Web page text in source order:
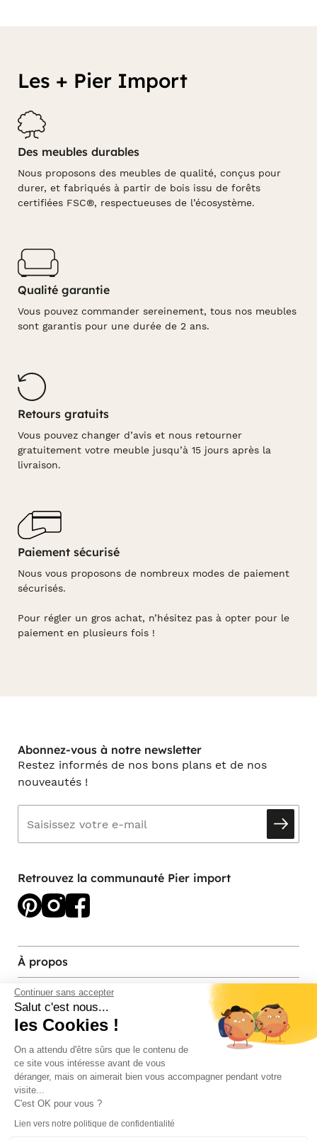
Continuer sans accepter
Salut c'est nous...
les Cookies !
On a attendu d'être sûrs que le contenu de
ce site vous intéresse avant de vous
déranger, mais on aimerait bien vous accompagner pendant votre
visite...
C'est OK pour vous ?
Lien vers notre politique de confidentialité
Les + Pier Import
Des meubles durables
Nous proposons des meubles de qualité, conçus pour
durer, et fabriqués à partir de bois issu de forêts
certifiées FSC®, respectueuses de l’écosystème.
Qualité garantie
Vous pouvez commander sereinement, tous nos meubles
sont garantis pour une durée de 2 ans.
Retours gratuits
Vous pouvez changer d’avis et nous retourner
gratuitement votre meuble jusqu’à 15 jours après la
livraison.
Paiement sécurisé
Nous vous proposons de nombreux modes de paiement
sécurisés.
Pour régler un gros achat, n’hésitez pas à opter pour le
paiement en plusieurs fois !
Abonnez-vous à notre newsletter
Restez informés de nos bons plans et de nos
nouveautés !
Retrouvez la communauté Pier import
À propos
Services et contact
Magasins et Showrooms
Modes de paiement acceptés